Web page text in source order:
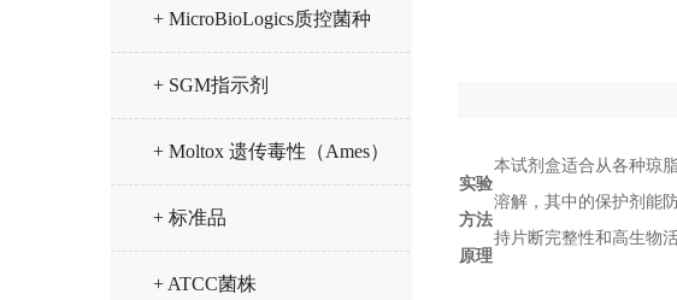
+ MicroBioLogics质控菌种
+ SGM指示剂
+ Moltox 遗传毒性（Ames）
试验试剂
+ 标准品
+ ATCC菌株
实验
方法
原理
本试剂盒适合从各种琼
溶解，其中的保护剂能
持片断完整性和高生物